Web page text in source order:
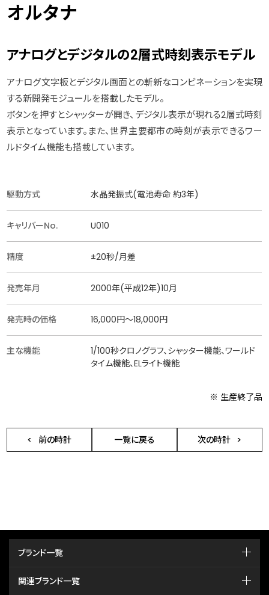
オルタナ
アナログとデジタルの2層式時刻表示モデル
アナログ文字板とデジタル画面との斬新なコンビネーションを実現
する新開発モジュールを搭載したモデル。
ボタンを押すとシャッターが開き、デジタル表示が現れる2層式時刻
表示となっています。また、世界主要都市の時刻が表示できるワー
ルドタイム機能も搭載しています。
駆動方式 水晶発振式(電池寿命 約3年)
キャリバーNo. U010
精度 ±20秒/月差
発売年月 2000年(平成12年)10月
発売時の価格 16,000円〜18,000円
主な機能
1/100秒クロノグラフ、シャッター機能、ワールド
タイム機能、ELライト機能
※ 生産終了品
前の時計 一覧に戻る 次の時計
ブランド一覧
関連ブランド一覧